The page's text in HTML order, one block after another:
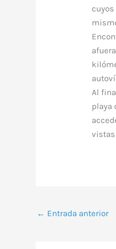
Al
playa
vistas
← Entrada anterior